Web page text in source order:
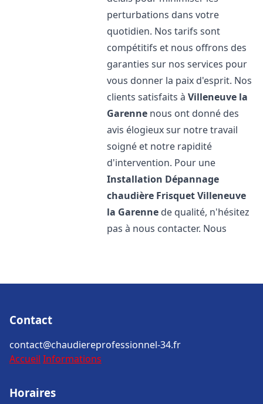
perturbations dans votre
quotidien. Nos tarifs sont
compétitifs et nous offrons des
garanties sur nos services pour
vous donner la paix d'esprit. Nos
clients satisfaits àVilleneuve la
Garenne nous ont donné des
avis élogieux sur notre travail
soigné et notre rapidité
d'intervention. Pour une
Installation Dépannage
chaudière FrisquetVilleneuve
la Garenne de qualité, n'hésitez
pas à nous contacter. Nous
Contact
contact@chaudiereprofessionnel-34.fr
Accueil Informations
Horaires